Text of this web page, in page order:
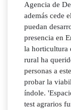
Agencia de
además cede
puedan
presencia en
la horticultura
rural ha
personas a
probar la
índole.
test agrarios